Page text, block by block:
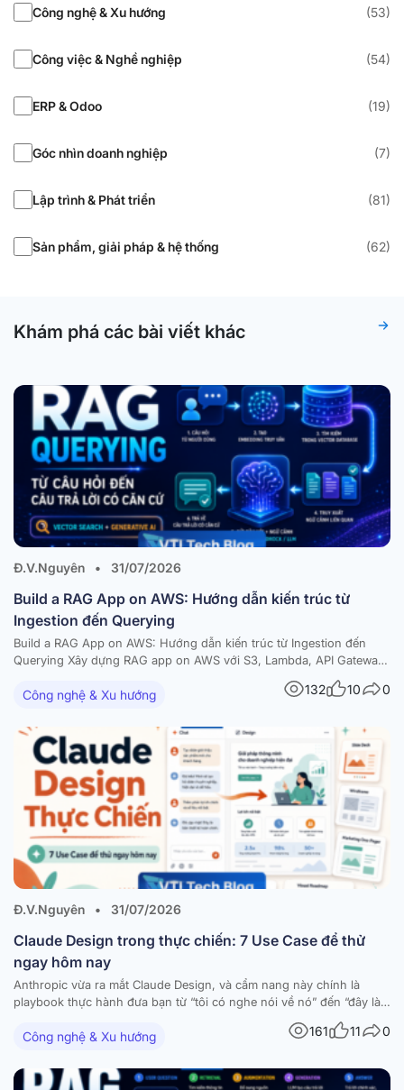
Công nghệ & Xu hướng (53)
Công việc & Nghề nghiệp (54)
ERP & Odoo (19)
Góc nhìn doanh nghiệp (7)
Lập trình & Phát triển (81)
Sản phẩm, giải pháp & hệ thống (62)
Khám phá các bài viết khác
Đ.V.Nguyên • 31/07/2026
Build a RAG App on AWS: Hướng dẫn kiến trúc từ
Ingestion đến Querying
Build a RAG App on AWS: Hướng dẫn kiến trúc từ Ingestion đến
Querying Xây dựng RAG app on AWS với S3, Lambda, API Gateway,
Amazon Bedrock và vector database — kèm diagram và best
practices Trong bài viết này RAG là gì và vì sao nên build a RAG…
Công nghệ & Xu hướng 132 10 0
Đ.V.Nguyên • 31/07/2026
Claude Design trong thực chiến: 7 Use Case để thử
ngay hôm nay
Anthropic vừa ra mắt Claude Design, và cẩm nang này chính là
playbook thực hành đưa bạn từ “tôi có nghe nói về nó” đến “đây là
thứ tôi đã build được hôm nay”. Tài liệu tập hợp 7 workflow dùng-
được-ngay — mỗi workflow đi kèm hướng dẫn từng bước,…
Công nghệ & Xu hướng 161 11 0